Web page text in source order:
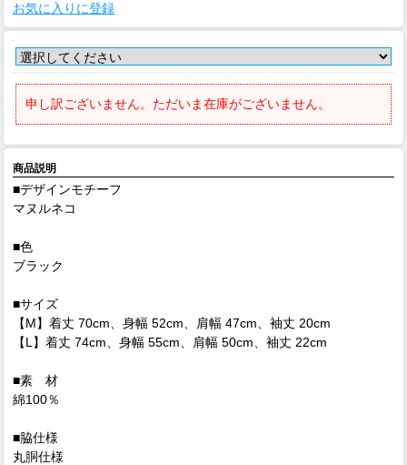
お気に入りに登録
申し訳ございません。ただいま在庫がございません。
商品説明
■デザインモチーフ
マヌルネコ
■色
ブラック
■サイズ
【M】着丈 70cm、身幅 52cm、肩幅 47cm、袖丈 20cm
【L】着丈 74cm、身幅 55cm、肩幅 50cm、袖丈 22cm
■素 材
綿100％
■脇仕様
丸胴仕様